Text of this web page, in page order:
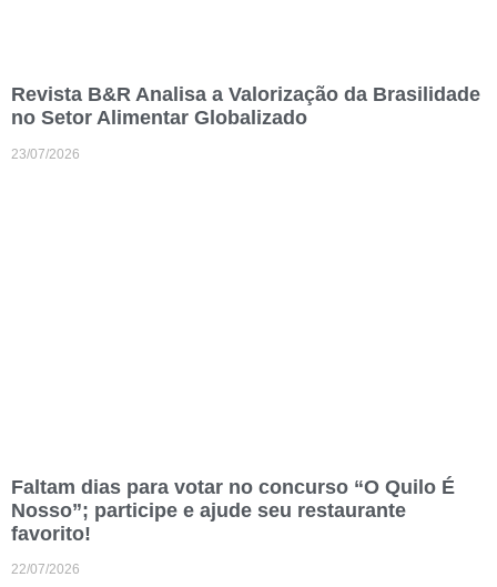
Revista B&R Analisa a Valorização da Brasilidade
no Setor Alimentar Globalizado
23/07/2026
Faltam dias para votar no concurso “O Quilo É
Nosso”; participe e ajude seu restaurante
favorito!
22/07/2026